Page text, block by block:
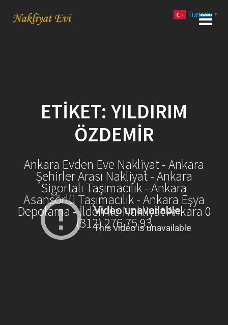
ETIKET: YILDIRIM
ÖZDEMIR
Ankara Evden Eve Nakliyat - Ankara
Şehirler Arası Nakliyat - Ankara
Sigortalı Taşımacılık - Ankara
Asansörlü Taşımacılık - Ankara Eşya
Depolama - İlden İle Nakliyat Ankara 0
(312) 276 75 93
Turkish ▼